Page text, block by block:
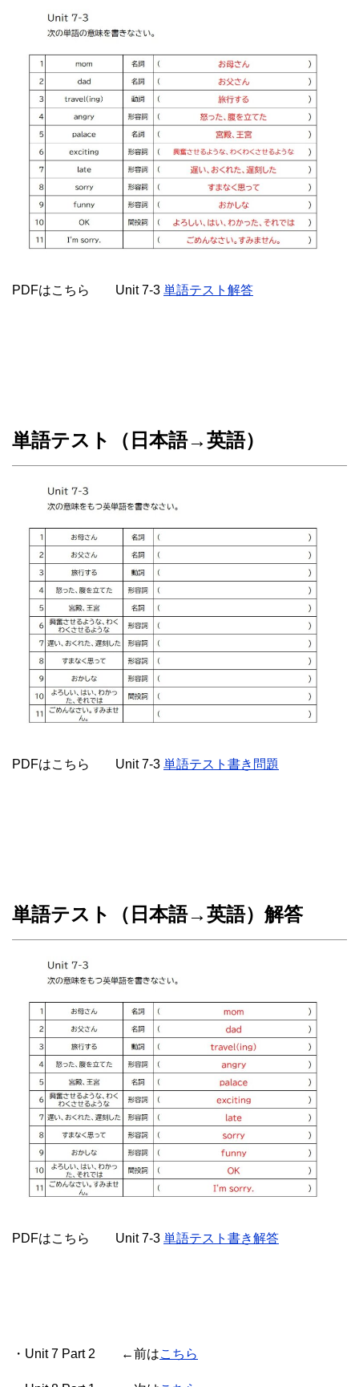
PDFはこちら Unit 7-3 単語テスト解答
単語テスト（日本語→英語）
PDFはこちら Unit 7-3 単語テスト書き問題
単語テスト（日本語→英語）解答
PDFはこちら Unit 7-3 単語テスト書き解答
・Unit 7 Part 2 ←前はこちら